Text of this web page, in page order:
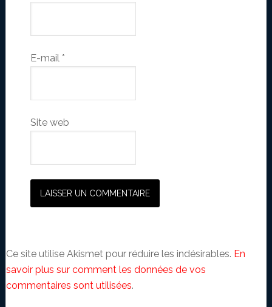
E-mail *
Site web
Ce site utilise Akismet pour réduire les indésirables. En
savoir plus sur comment les données de vos
commentaires sont utilisées.